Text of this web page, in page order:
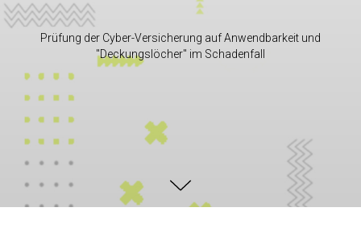
Prüfung der Cyber-Versicherung auf Anwendbarkeit und
"Deckungslöcher" im Schadenfall